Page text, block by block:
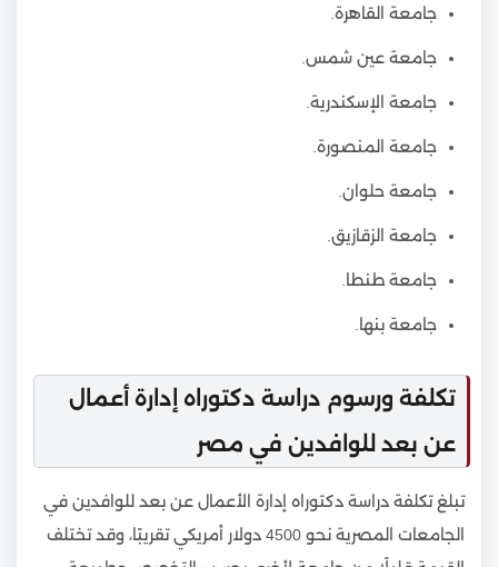
جامعة القاهرة.
جامعة عين شمس.
جامعة الإسكندرية.
جامعة المنصورة.
جامعة حلوان.
جامعة الزقازيق.
جامعة طنطا.
جامعة بنها.
تكلفة ورسوم دراسة دكتوراه إدارة أعمال
عن بعد للوافدين في مصر
تبلغ تكلفة دراسة دكتوراه إدارة الأعمال عن بعد للوافدين في
الجامعات المصرية نحو 4500 دولار أمريكي تقريبًا، وقد تختلف